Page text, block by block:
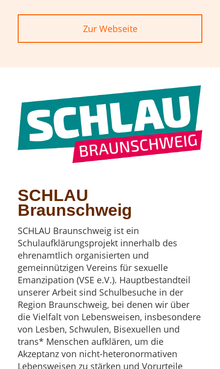
Zur Webseite
SCHLAU
Braunschweig
SCHLAU Braunschweig ist ein
Schulaufklärungsprojekt innerhalb des
ehrenamtlich organisierten und
gemeinnützigen Vereins für sexuelle
Emanzipation (VSE e.V.). Hauptbestandteil
unserer Arbeit sind Schulbesuche in der
Region Braunschweig, bei denen wir über
die Vielfalt von Lebensweisen, insbesondere
von Lesben, Schwulen, Bisexuellen und
trans* Menschen aufklären, um die
Akzeptanz von nicht-heteronormativen
Lebensweisen zu stärken und Vorurteile